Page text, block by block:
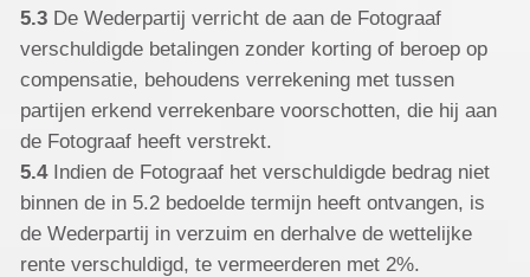
5.3De Wederpartij verricht de aan de Fotograaf
verschuldigde betalingen zonder korting of beroep op
compensatie, behoudens verrekening met tussen
partijen erkend verrekenbare voorschotten, die hij aan
de Fotograaf heeft verstrekt.
5.4Indien de Fotograaf het verschuldigde bedrag niet
binnen de in 5.2 bedoelde termijn heeft ontvangen, is
de Wederpartij in verzuim en derhalve de wettelijke
rente verschuldigd, te vermeerderen met 2%.